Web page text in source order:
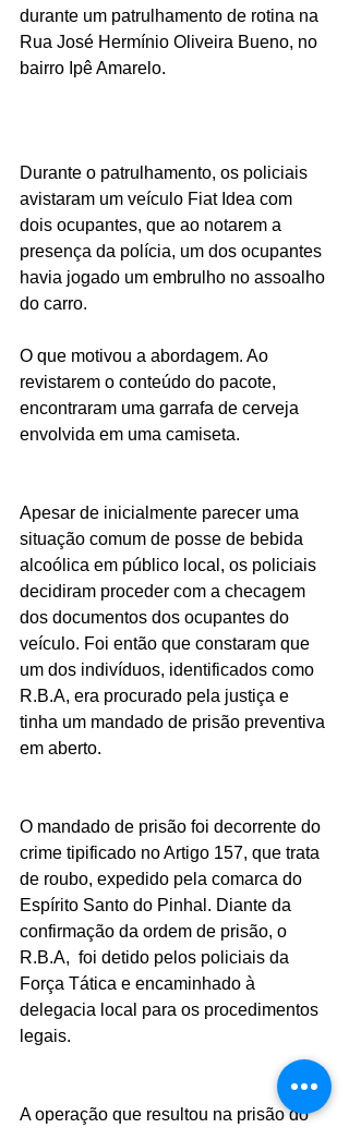
durante um patrulhamento de rotina na
Rua José Hermínio Oliveira Bueno, no
bairro Ipê Amarelo.
Durante o patrulhamento, os policiais
avistaram um veículo Fiat Idea com
dois ocupantes, que ao notarem a
presença da polícia, um dos ocupantes
havia jogado um embrulho no assoalho
do carro.
O que motivou a abordagem. Ao
revistarem o conteúdo do pacote,
encontraram uma garrafa de cerveja
envolvida em uma camiseta.
Apesar de inicialmente parecer uma
situação comum de posse de bebida
alcoólica em público local, os policiais
decidiram proceder com a checagem
dos documentos dos ocupantes do
veículo. Foi então que constaram que
um dos indivíduos, identificados como
R.B.A, era procurado pela justiça e
tinha um mandado de prisão preventiva
em aberto.
O mandado de prisão foi decorrente do
crime tipificado no Artigo 157, que trata
de roubo, expedido pela comarca do
Espírito Santo do Pinhal. Diante da
confirmação da ordem de prisão, o
R.B.A,  foi detido pelos policiais da
Força Tática e encaminhado à
delegacia local para os procedimentos
legais.
A operação que resultou na prisão do